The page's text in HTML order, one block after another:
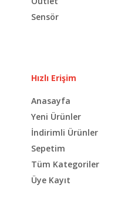
Sensör
Hızlı Erişim
Anasayfa
Yeni Ürünler
İndirimli Ürünler
Sepetim
Tüm Kategoriler
Üye Kayıt